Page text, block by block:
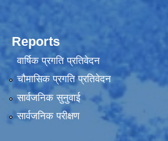
Reports
वार्षिक प्रगति प्रतिवेदन
चौमासिक प्रगति प्रतिवेदन
सार्वजनिक सुनुवाई
सार्वजनिक परीक्षण